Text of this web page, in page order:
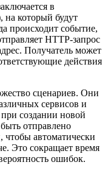
в
на который будут
происходит событие,
HTTP-запрос
Получатель может
действия
сценариев. Они
сервисов и
создании новой
отправлено
чтобы автоматически
Это сокращает время
ошибок.